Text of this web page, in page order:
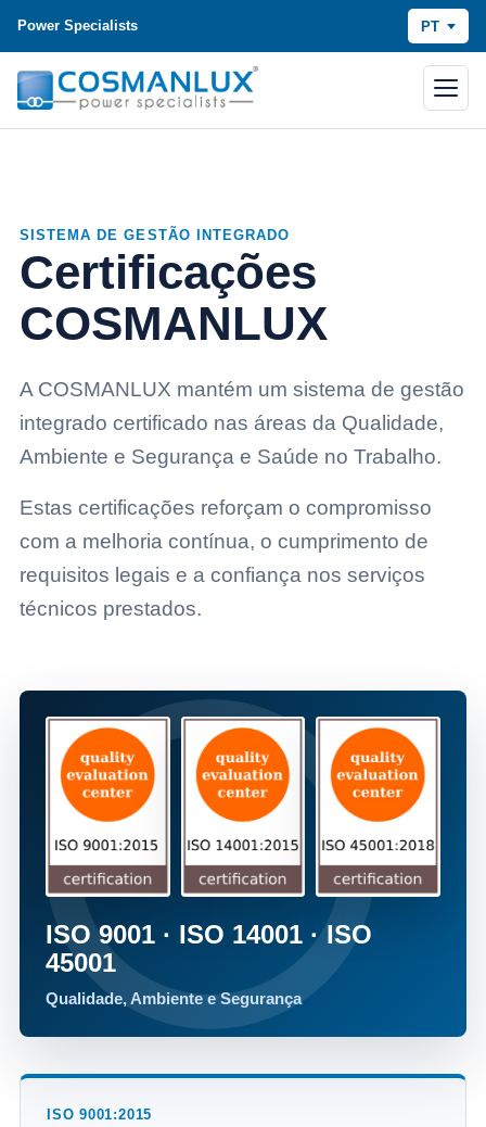
Power Specialists PT
SISTEMA DE GESTÃO INTEGRADO
Certificações
COSMANLUX
A COSMANLUX mantém um sistema de gestão
integrado certificado nas áreas da Qualidade,
Ambiente e Segurança e Saúde no Trabalho.
Estas certificações reforçam o compromisso
com a melhoria contínua, o cumprimento de
requisitos legais e a confiança nos serviços
técnicos prestados.
ISO 9001 · ISO 14001 · ISO
45001
Qualidade, Ambiente e Segurança
ISO 9001:2015